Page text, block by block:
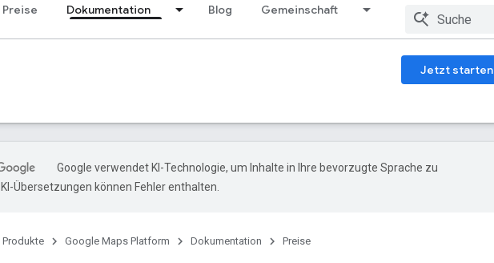
Preise Dokumentation Blog Gemeinschaft
Jetzt starten
Google verwendet KI-Technologie, um Inhalte in Ihre bevorzugte Sprache zu
KI-Übersetzungen können Fehler enthalten.
Produkte Google Maps Platform Dokumentation Preise